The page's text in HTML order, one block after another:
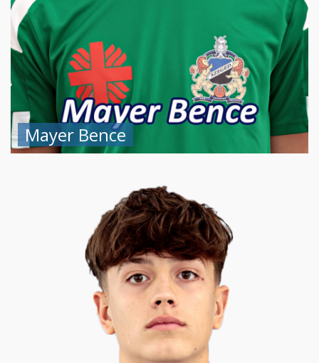
Mayer Bence